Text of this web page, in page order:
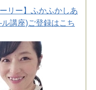
リー】ふかふかしあ
講座)ご登録はこち